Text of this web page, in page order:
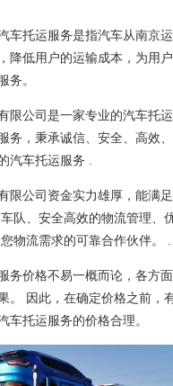
车托运服务是指汽车从南京
降低用户的运输成本，为用户
务。
限公司是一家专业的汽车托
务，秉承诚信、安全、高效
汽车托运服务 .
限公司资金实力雄厚，能满
队、安全高效的物流管理、
物流需求的可靠合作伙伴。 .
务价格不易一概而论，各方
。 因此，在确定价格之前，
车托运服务的价格合理。